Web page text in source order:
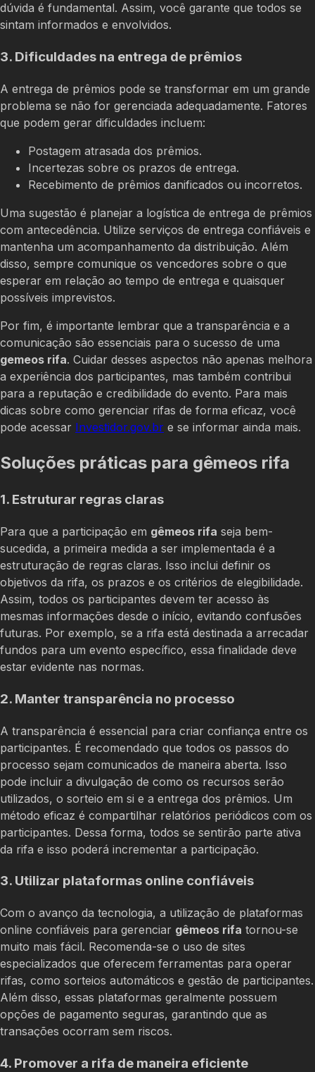
dúvida é fundamental. Assim, você garante que todos se
sintam informados e envolvidos.
3. Dificuldades na entrega de prêmios
A entrega de prêmios pode se transformar em um grande
problema se não for gerenciada adequadamente. Fatores
que podem gerar dificuldades incluem:
Postagem atrasada dos prêmios.
Incertezas sobre os prazos de entrega.
Recebimento de prêmios danificados ou incorretos.
Uma sugestão é planejar a logística de entrega de prêmios
com antecedência. Utilize serviços de entrega confiáveis e
mantenha um acompanhamento da distribuição. Além
disso, sempre comunique os vencedores sobre o que
esperar em relação ao tempo de entrega e quaisquer
possíveis imprevistos.
Por fim, é importante lembrar que a transparência e a
comunicação são essenciais para o sucesso de uma
gemeos rifa. Cuidar desses aspectos não apenas melhora
a experiência dos participantes, mas também contribui
para a reputação e credibilidade do evento. Para mais
dicas sobre como gerenciar rifas de forma eficaz, você
pode acessar Investidor.gov.br e se informar ainda mais.
Soluções práticas para gêmeos rifa
1. Estruturar regras claras
Para que a participação em gêmeos rifa seja bem-
sucedida, a primeira medida a ser implementada é a
estruturação de regras claras. Isso inclui definir os
objetivos da rifa, os prazos e os critérios de elegibilidade.
Assim, todos os participantes devem ter acesso às
mesmas informações desde o início, evitando confusões
futuras. Por exemplo, se a rifa está destinada a arrecadar
fundos para um evento específico, essa finalidade deve
estar evidente nas normas.
2. Manter transparência no processo
A transparência é essencial para criar confiança entre os
participantes. É recomendado que todos os passos do
processo sejam comunicados de maneira aberta. Isso
pode incluir a divulgação de como os recursos serão
utilizados, o sorteio em si e a entrega dos prêmios. Um
método eficaz é compartilhar relatórios periódicos com os
participantes. Dessa forma, todos se sentirão parte ativa
da rifa e isso poderá incrementar a participação.
3. Utilizar plataformas online confiáveis
Com o avanço da tecnologia, a utilização de plataformas
online confiáveis para gerenciar gêmeos rifa tornou-se
muito mais fácil. Recomenda-se o uso de sites
especializados que oferecem ferramentas para operar
rifas, como sorteios automáticos e gestão de participantes.
Além disso, essas plataformas geralmente possuem
opções de pagamento seguras, garantindo que as
transações ocorram sem riscos.
4. Promover a rifa de maneira eficiente